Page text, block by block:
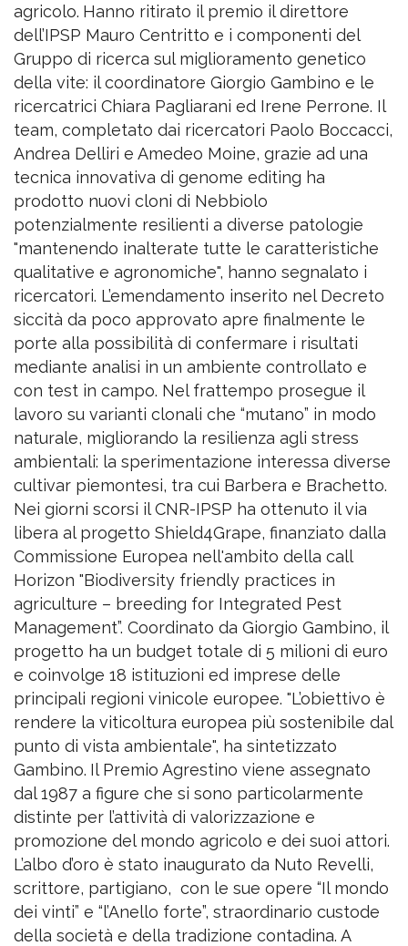
agricolo. Hanno ritirato il premio il direttore
dell’IPSP Mauro Centritto e i componenti del
Gruppo di ricerca sul miglioramento genetico
della vite: il coordinatore Giorgio Gambino e le
ricercatrici Chiara Pagliarani ed Irene Perrone. Il
team, completato dai ricercatori Paolo Boccacci,
Andrea Delliri e Amedeo Moine, grazie ad una
tecnica innovativa di genome editing ha
prodotto nuovi cloni di Nebbiolo
potenzialmente resilienti a diverse patologie
"mantenendo inalterate tutte le caratteristiche
qualitative e agronomiche", hanno segnalato i
ricercatori. L’emendamento inserito nel Decreto
siccità da poco approvato apre finalmente le
porte alla possibilità di confermare i risultati
mediante analisi in un ambiente controllato e
con test in campo. Nel frattempo prosegue il
lavoro su varianti clonali che “mutano” in modo
naturale, migliorando la resilienza agli stress
ambientali: la sperimentazione interessa diverse
cultivar piemontesi, tra cui Barbera e Brachetto.
Nei giorni scorsi il CNR-IPSP ha ottenuto il via
libera al progetto Shield4Grape, finanziato dalla
Commissione Europea nell'ambito della call
Horizon "Biodiversity friendly practices in
agriculture – breeding for Integrated Pest
Management”. Coordinato da Giorgio Gambino, il
progetto ha un budget totale di 5 milioni di euro
e coinvolge 18 istituzioni ed imprese delle
principali regioni vinicole europee. "L’obiettivo è
rendere la viticoltura europea più sostenibile dal
punto di vista ambientale", ha sintetizzato
Gambino. Il Premio Agrestino viene assegnato
dal 1987 a figure che si sono particolarmente
distinte per l’attività di valorizzazione e
promozione del mondo agricolo e dei suoi attori.
L’albo d’oro è stato inaugurato da Nuto Revelli,
scrittore, partigiano, con le sue opere “Il mondo
dei vinti” e “l’Anello forte”, straordinario custode
della società e della tradizione contadina. A